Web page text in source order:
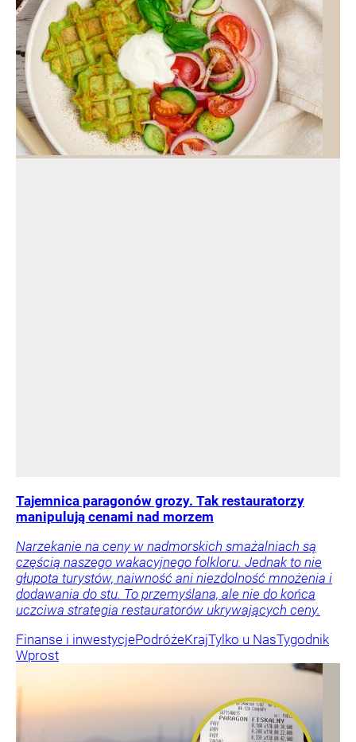
Tajemnica paragonów grozy. Tak restauratorzy
manipulują cenami nad morzem
Narzekanie na ceny w nadmorskich smażalniach są
częścią naszego wakacyjnego folkloru. Jednak to nie
głupota turystów, naiwność ani niezdolność mnożenia i
dodawania do stu. To przemyślana, ale nie do końca
uczciwa strategia restauratorów ukrywających ceny.
Finanse i inwestycjePodróżeKrajTylko u NasTygodnik
Wprost